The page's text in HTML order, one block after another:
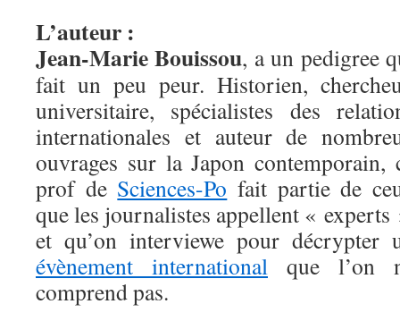
L’auteur :
Jean-Marie Bouissou, a un pedigree
fait un peu peur. Historien,
universitaire, spécialistes des
internationales et auteur de
ouvrages sur la Japon contemporain,
prof de Sciences-Po fait partie de
que les journalistes appellent « experts
et qu’on interviewe pour décrypter
évènement international que l’on
comprend pas.